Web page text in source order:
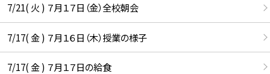
7/21( 火 ) ７月１７日（金）全校朝会
7/17( 金 ) ７月１６日（木）授業の様子
7/17( 金 ) ７月１７日の給食